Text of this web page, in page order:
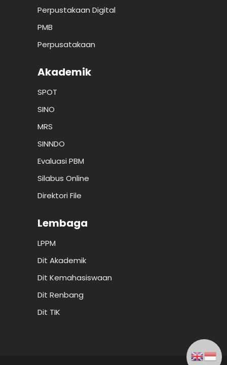
Perpustakaan Digital
PMB
Perpusatakaan
Akademik
SPOT
SINO
MRS
SINNDO
Evaluasi PBM
Silabus Online
Direktori File
Lembaga
LPPM
Dit Akademik
Dit Kemahasiswaan
Dit Renbang
Dit TIK